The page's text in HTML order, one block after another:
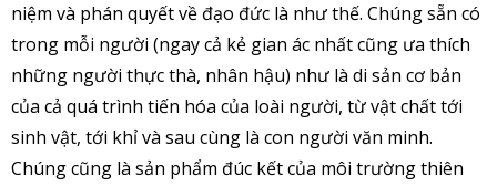
niệm và phán quyết về đạo đức là như thế. Chúng sẵn có
trong mỗi người (ngay cả kẻ gian ác nhất cũng ưa thích
những người thực thà, nhân hậu) như là di sản cơ bản
của cả quá trình tiến hóa của loài người, từ vật chất tới
sinh vật, tới khỉ và sau cùng là con người văn minh.
Chúng cũng là sản phẩm đúc kết của môi trường thiên